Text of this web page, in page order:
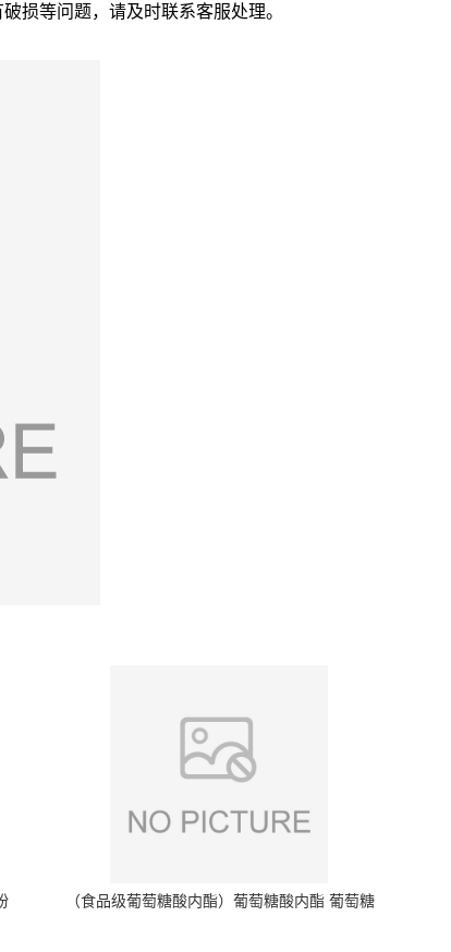
损等问题，请及时联系客服处理。
（食品级葡萄糖酸内酯）葡萄糖酸内酯 葡萄糖